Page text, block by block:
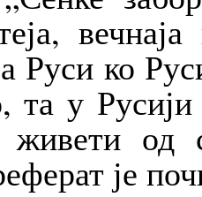
Руси ко
та у
од
је